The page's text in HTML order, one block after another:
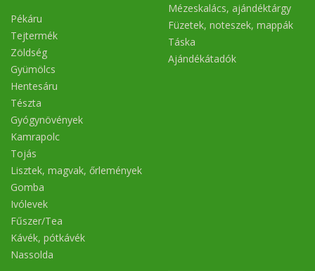
Pékáru
Tejtermék
Zöldség
Gyümölcs
Hentesáru
Tészta
Gyógynövények
Kamrapolc
Tojás
Lisztek, magvak, őrlemények
Gomba
Ivólevek
Fűszer/Tea
Kávék, pótkávék
Nassolda
Mézeskalács, ajándéktárgy
Füzetek, noteszek, mappák
Táska
Ajándékátadók